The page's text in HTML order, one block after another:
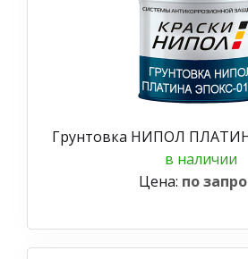
Грунтовка НИПОЛ
в наличии
Цена: по